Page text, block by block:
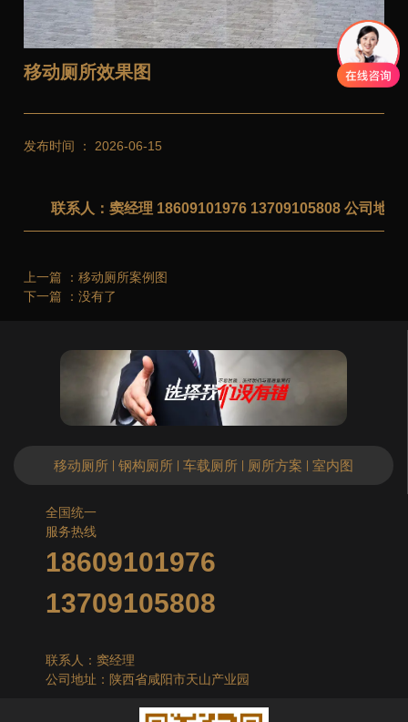
移动厕所效果图
发布时间 ： 2026-06-15
联系人：窦经理 18609101976 13709105808 公司地
上一篇 ： 移动厕所案例图
下一篇 ： 没有了
移动厕所 钢构厕所 车载厕所 厕所方案 室内图
全国统一
服务热线
18609101976
13709105808
联系人：窦经理
公司地址：陕西省咸阳市天山产业园